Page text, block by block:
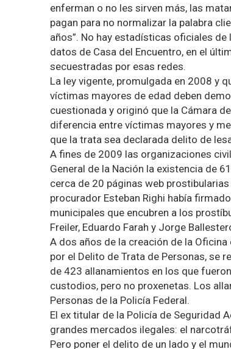
enferman o no les sirven más, las
pagan para no normalizar la palabra
años”. No hay estadísticas oficiales
datos de Casa del Encuentro, en el
secuestradas por esas redes.
La ley vigente, promulgada en 2008 y
víctimas mayores de edad deben
cuestionada y originó que la Cámara
diferencia entre víctimas mayores y
que la trata sea declarada delito de
A fines de 2009 las organizaciones
General de la Nación la existencia de
cerca de 20 páginas web
procurador Esteban Righi había
municipales que encubren a los
Freiler, Eduardo Farah y Jorge
A dos años de la creación de la
por el Delito de Trata de Personas, se
de 423 allanamientos en los que
custodios, pero no proxenetas. Los
Personas de la Policía Federal.
El ex titular de la Policía de Seguridad
grandes mercados ilegales: el
Pero poner el delito de un lado y el